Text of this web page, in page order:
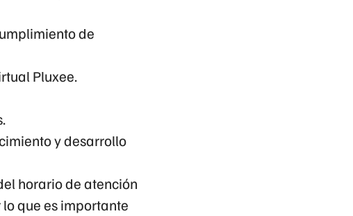
de
Pluxee.
y desarrollo
horario de atención
lo que es importante